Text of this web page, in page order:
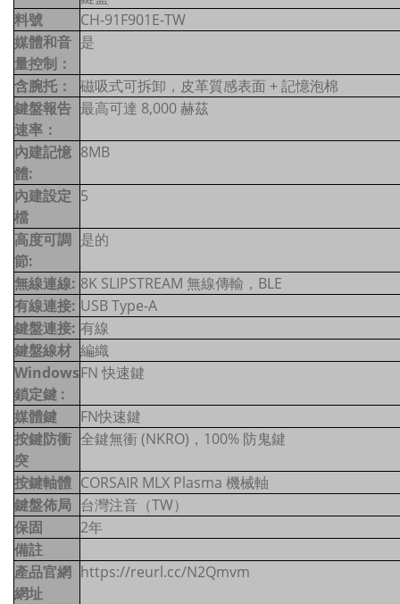
料號
CH-91F901E-TW
媒體和音
量控制：
是
含腕托：
磁吸式可拆卸，皮革質感表面 + 記憶泡棉
鍵盤報告
速率：
最高可達 8,000 赫茲
內建記憶
體:
8MB
內建設定
檔
5
高度可調
節:
是的
無線連線: 8K SLIPSTREAM 無線傳輸，BLE
有線連接: USB Type-A
鍵盤連接: 有線
鍵盤線材 編織
Windows
鎖定鍵 :
FN 快速鍵
媒體鍵
FN快速鍵
按鍵防衝
突
全鍵無衝 (NKRO)，100% 防鬼鍵
按鍵軸體 CORSAIR MLX Plasma 機械軸
鍵盤佈局 台灣注音（TW）
保固
2年
備註
產品官網
網址
https://reurl.cc/N2Qmvm